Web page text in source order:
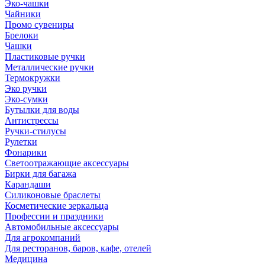
Эко-чашки
Чайники
Промо сувениры
Брелоки
Чашки
Пластиковые ручки
Металлические ручки
Термокружки
Эко ручки
Эко-сумки
Бутылки для воды
Антистрессы
Ручки-стилусы
Рулетки
Фонарики
Светоотражающие аксессуары
Бирки для багажа
Карандаши
Силиконовые браслеты
Косметические зеркальца
Профессии и праздники
Автомобильные аксессуары
Для агрокомпаний
Для ресторанов, баров, кафе, отелей
Медицина